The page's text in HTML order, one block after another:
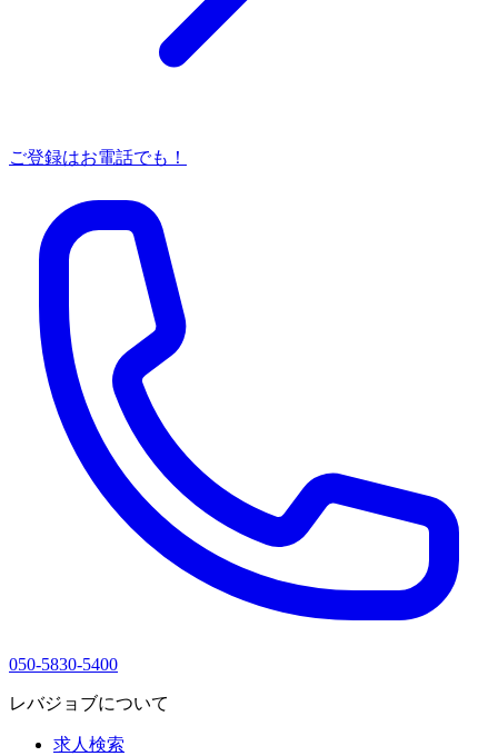
ご登録はお電話でも！
050-5830-5400
レバジョブについて
求人検索